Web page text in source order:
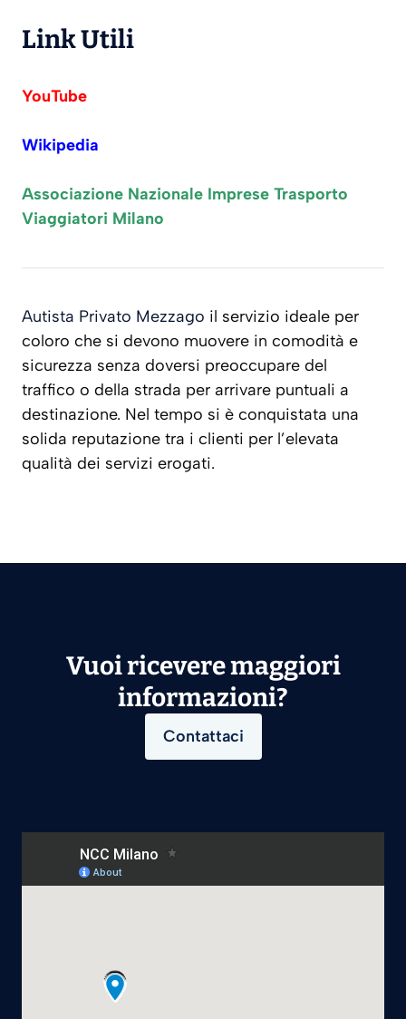
Link Utili
YouTube
Wikipedia
Associazione Nazionale Imprese Trasporto
Viaggiatori Milano
Autista Privato Mezzago il servizio ideale per
coloro che si devono muovere in comodità e
sicurezza senza doversi preoccupare del
traffico o della strada per arrivare puntuali a
destinazione. Nel tempo si è conquistata una
solida reputazione tra i clienti per l’elevata
qualità dei servizi erogati.
Vuoi ricevere maggiori
informazioni?
Contattaci